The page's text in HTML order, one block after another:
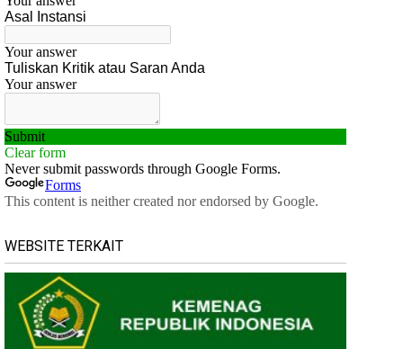
WEBSITE TERKAIT